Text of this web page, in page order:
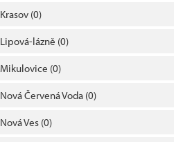
Krasov (0)
Lipová-lázně (0)
Mikulovice (0)
Nová Červená Voda (0)
Nová Ves (0)